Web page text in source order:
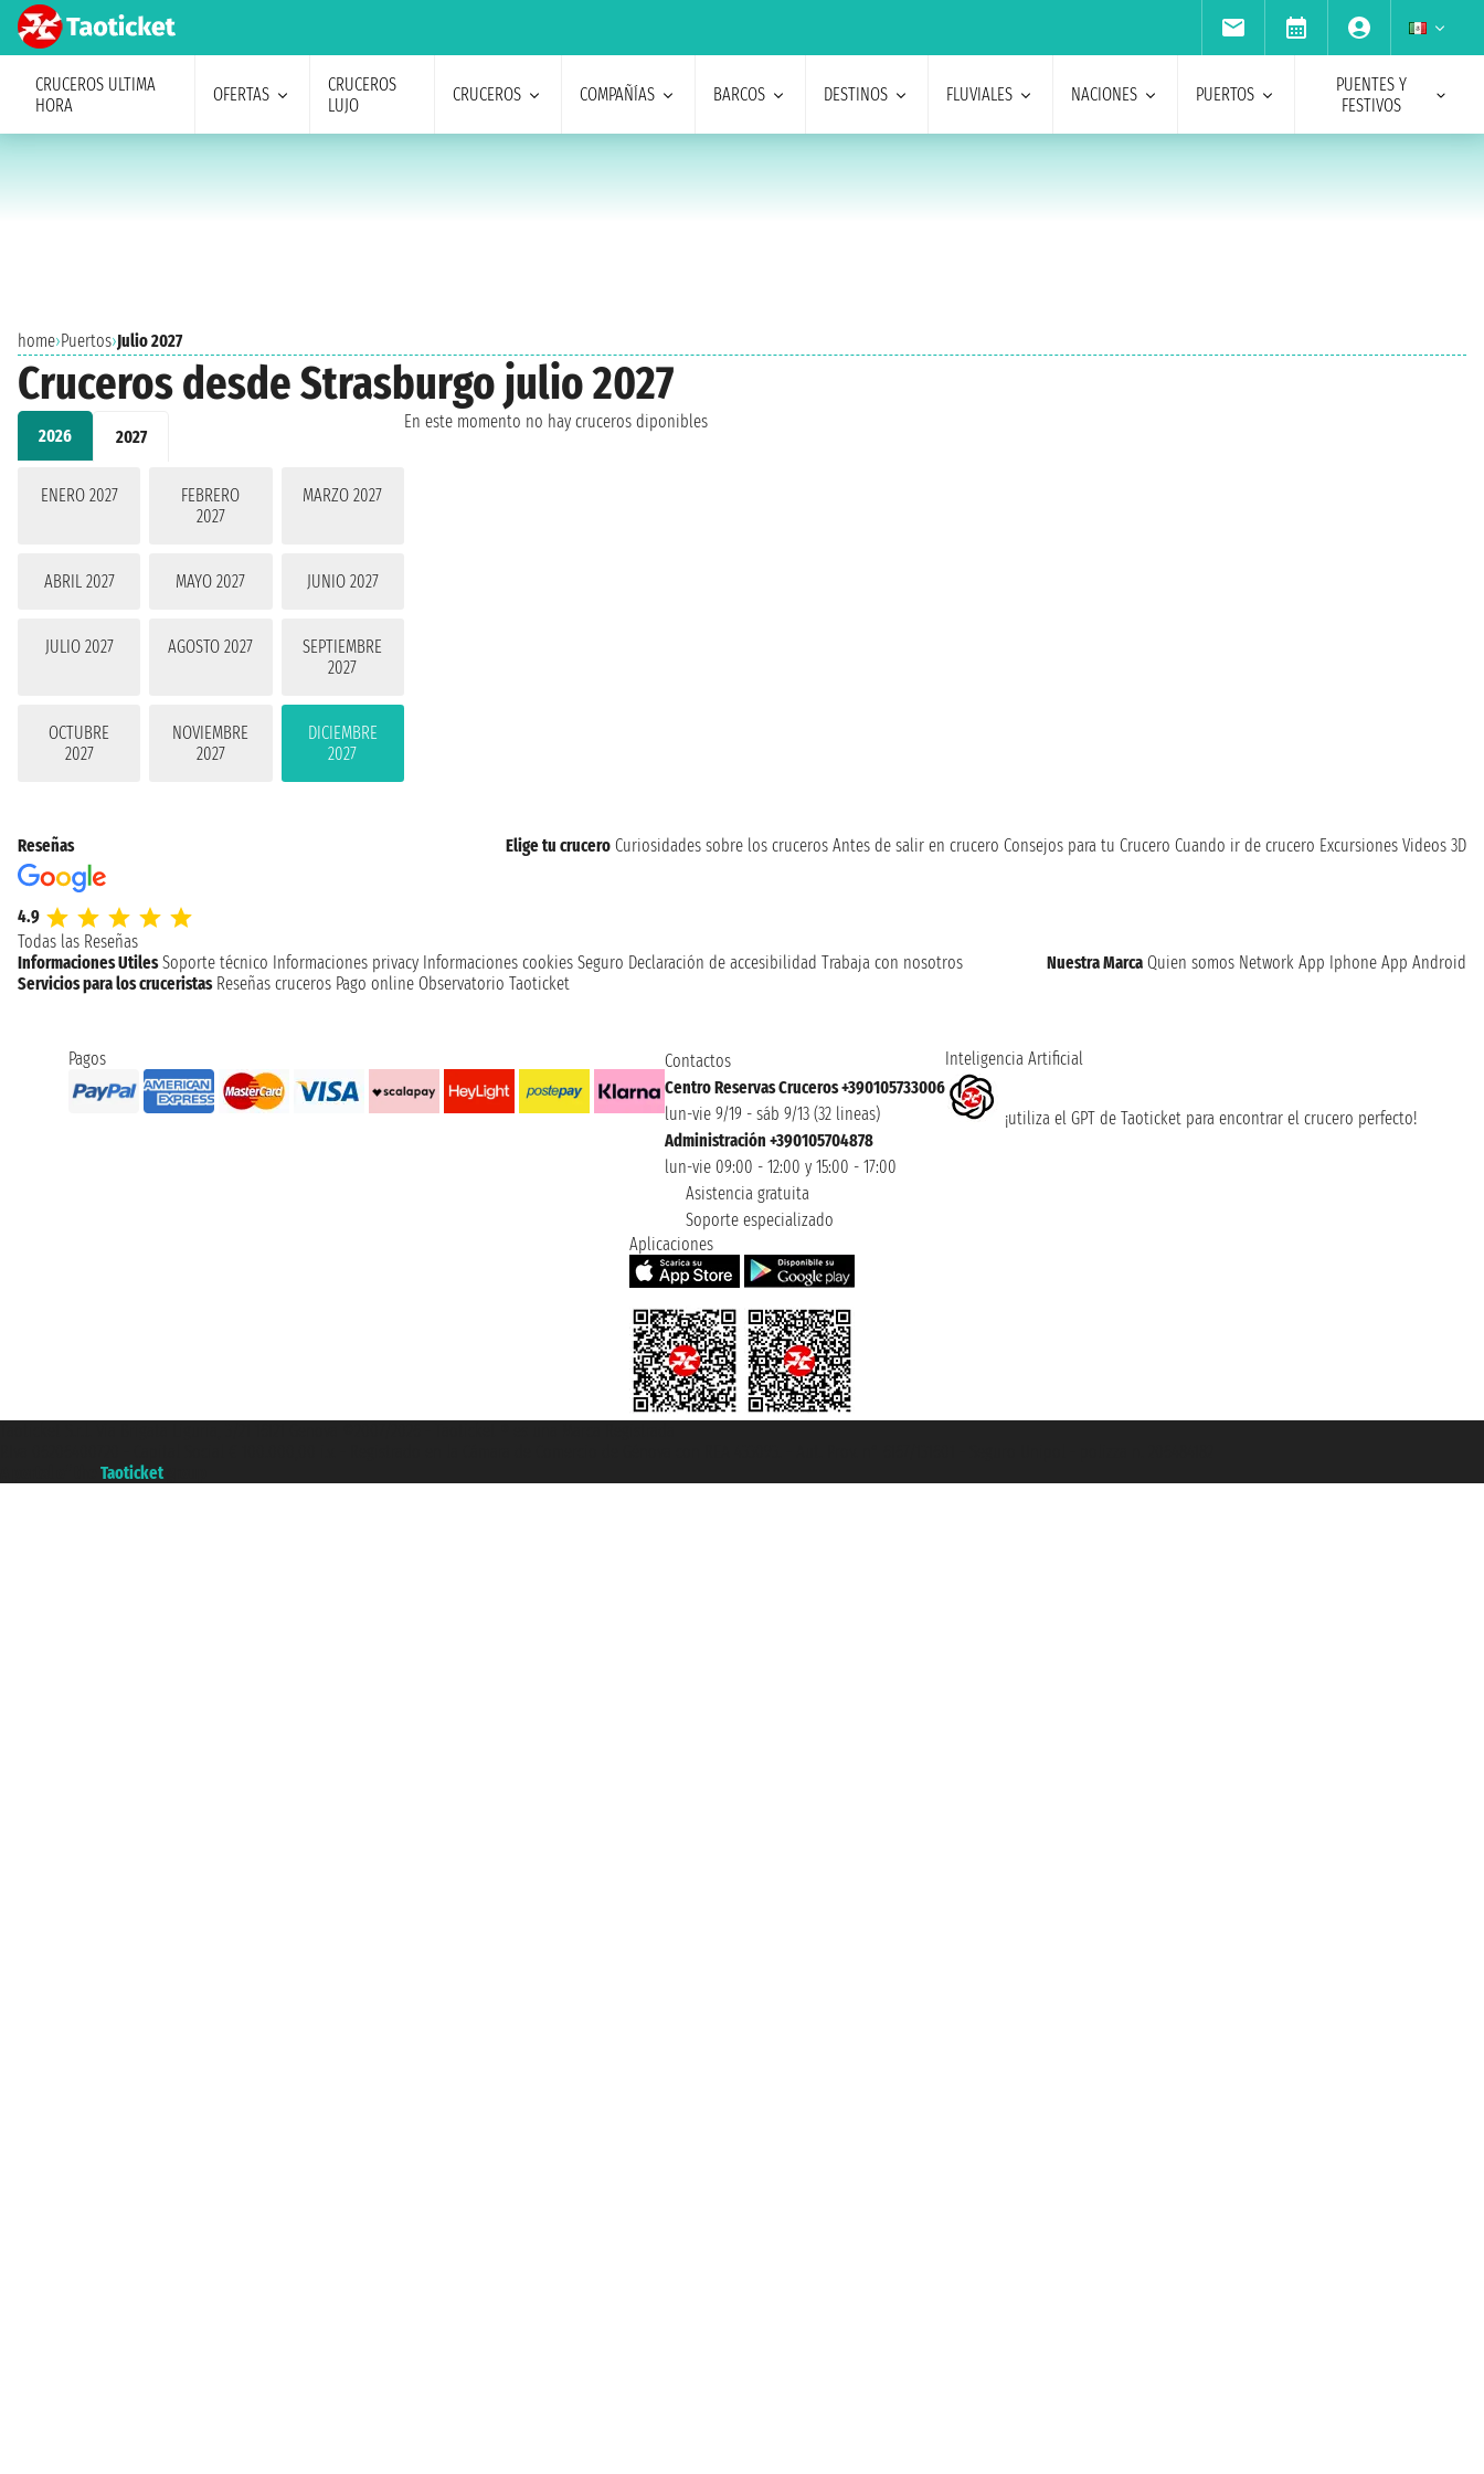
CRUCEROS ULTIMA
HORA
OFERTAS
CRUCEROS
LUJO
CRUCEROS COMPAÑÍAS BARCOS DESTINOS FLUVIALES NACIONES PUERTOS
PUENTES Y
FESTIVOS
home›Puertos›Julio 2027
Cruceros desde Strasburgo julio 2027
2026 2027
ENERO 2027
FEBRERO
2027
MARZO 2027
ABRIL 2027 MAYO 2027 JUNIO 2027
JULIO 2027 AGOSTO 2027
SEPTIEMBRE
2027
OCTUBRE
2027
NOVIEMBRE
2027
DICIEMBRE
2027
En este momento no hay cruceros diponibles
Reseñas
4.9
Todas las Reseñas
Elige tu crucero Curiosidades sobre los cruceros Antes de salir en crucero Consejos para tu Crucero Cuando ir de crucero Excursiones Videos 3D
Informaciones Utiles Soporte técnico Informaciones privacy Informaciones cookies Seguro Declaración de accesibilidad Trabaja con nosotros Nuestra Marca Quien somos Network App Iphone App Android
Servicios para los cruceristas Reseñas cruceros Pago online Observatorio Taoticket
Pagos
Contactos
Centro Reservas Cruceros +390105733006
lun-vie 9/19 - sáb 9/13 (32 lineas)
Administración +390105704878
lun-vie 09:00 - 12:00 y 15:00 - 17:00
Asistencia gratuita
Soporte especializado
Inteligencia Artificial
¡utiliza el GPT de Taoticket para encontrar el crucero perfecto!
Aplicaciones
Taoticket